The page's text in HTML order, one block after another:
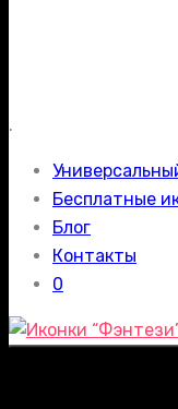
.
Бесплатные
Блог
Контакты
0